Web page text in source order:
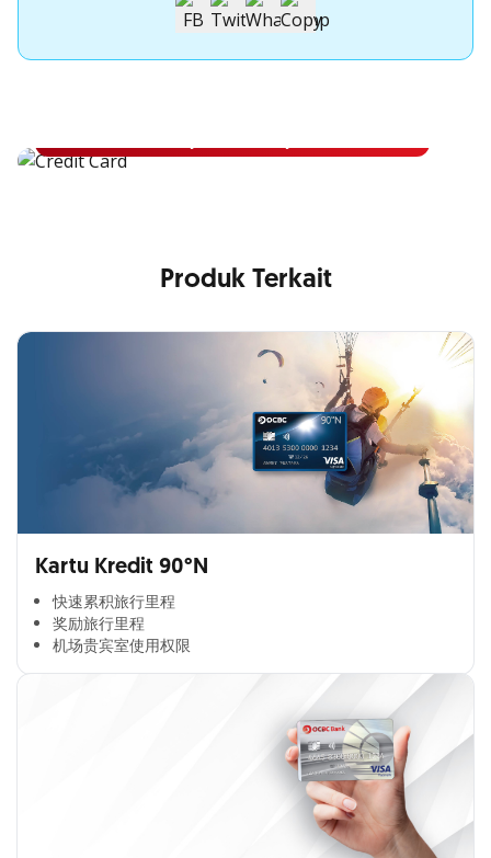
Apply Kartu Kredit OCBC NISP
Produk Terkait
Kartu Kredit 90°N
快速累积旅行里程​
奖励旅行里程​
机场贵宾室使用权限​